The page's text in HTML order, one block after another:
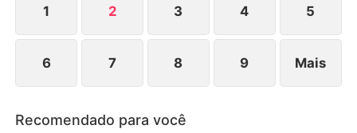
complicando ainda mais a situação.
1 2 3 4 5
6 7 8 9 Mais
Recomendado para você